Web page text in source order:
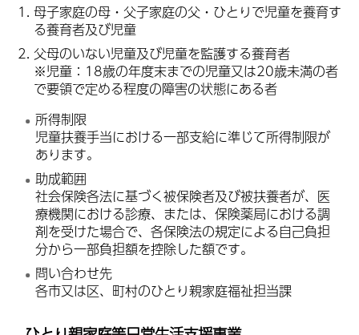
母子家庭の母・父子家庭の父・ひとりで児童を養育す
る養育者及び児童
父母のいない児童及び児童を監護する養育者
※児童：18歳の年度末までの児童又は20歳未満の者
で要領で定める程度の障害の状態にある者
所得制限
児童扶養手当における一部支給に準じて所得制限が
あります。
助成範囲
社会保険各法に基づく被保険者及び被扶養者が、医
療機関における診療、または、保険薬局における調
剤を受けた場合で、各保険法の規定による自己負担
分から一部負担額を控除した額です。
問い合わせ先
各市又は区、町村のひとり親家庭福祉担当課